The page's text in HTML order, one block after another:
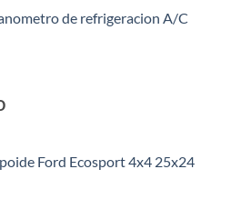
de refrigeracion A/C
Ford Ecosport 4x4 25x24